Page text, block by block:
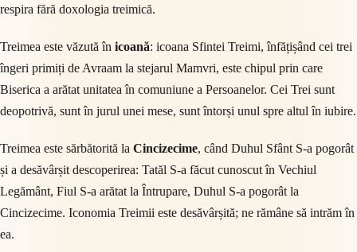
respira fără doxologia treimică.
Treimea este văzută în icoană: icoana Sfintei Treimi, înfățișând cei trei
îngeri primiți de Avraam la stejarul Mamvri, este chipul prin care
Biserica a arătat unitatea în comuniune a Persoanelor. Cei Trei sunt
deopotrivă, sunt în jurul unei mese, sunt întorși unul spre altul în iubire.
Treimea este sărbătorită la Cincizecime, când Duhul Sfânt S-a pogorât
și a desăvârșit descoperirea: Tatăl S-a făcut cunoscut în Vechiul
Legământ, Fiul S-a arătat la Întrupare, Duhul S-a pogorât la
Cincizecime. Iconomia Treimii este desăvârșită; ne rămâne să intrăm în
ea.